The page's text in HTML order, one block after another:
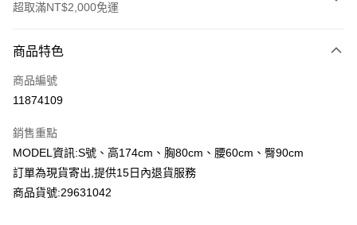
超取滿NT$2,000免運
信用卡一次付款
超商取貨付款
Apple Pay
Google Pay
商品特色
商品編號
11874109
銷售重點
MODEL資訊:S號、高174cm、胸80cm、腰60cm、臀90cm
訂單為現貨寄出,提供15日內退貨服務
商品貨號:29631042